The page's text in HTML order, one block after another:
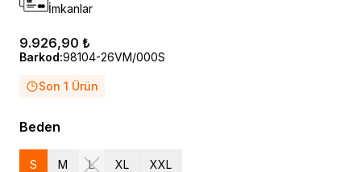
İmkanlar
9.926,90 ₺
Barkod:98104-26VM/000S
Son 1 Ürün
Beden
S M L XL XXL